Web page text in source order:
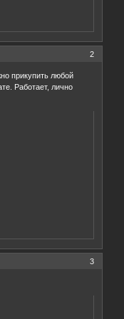
2
прикупить любой
Работает, лично
3